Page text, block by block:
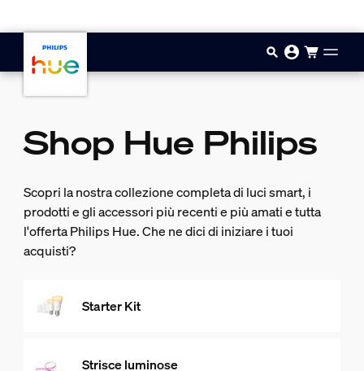
Shop Hue Philips
Scopri la nostra collezione completa di luci smart, i
prodotti e gli accessori più recenti e più amati e tutta
l'offerta Philips Hue. Che ne dici di iniziare i tuoi
acquisti?
Starter Kit
Strisce luminose